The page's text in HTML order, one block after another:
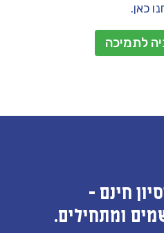
כאן.
לתמיכה
ומתחילים.